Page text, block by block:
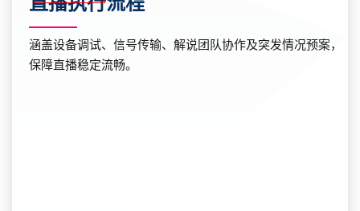
涵盖设备调试、信号传输、解说团队协作及突发情况预案，
保障直播稳定流畅。